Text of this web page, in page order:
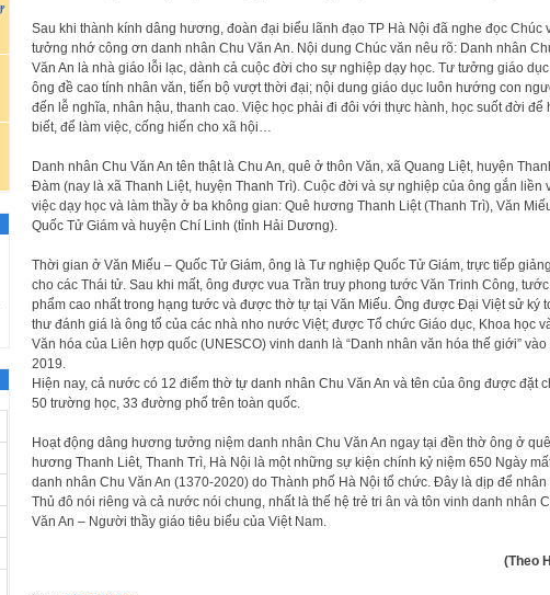
Sau khi thành kính dâng hương, đoàn đại biểu lãnh đạo TP Hà Nội đã nghe đọc Chúc
tưởng nhớ công ơn danh nhân Chu Văn An. Nội dung Chúc văn nêu rõ: Danh nhân
Văn An là nhà giáo lỗi lạc, dành cả cuộc đời cho sự nghiệp dạy học. Tư tưởng giáo
ông đề cao tính nhân văn, tiến bộ vượt thời đại; nội dung giáo dục luôn hướng con
đến lễ nghĩa, nhân hậu, thanh cao. Việc học phải đi đôi với thực hành, học suốt đời để
biết, để làm việc, cống hiến cho xã hội…
Danh nhân Chu Văn An tên thật là Chu An, quê ở thôn Văn, xã Quang Liệt, huyện
Đàm (nay là xã Thanh Liệt, huyện Thanh Trì). Cuộc đời và sự nghiệp của ông gắn liền
việc dạy học và làm thầy ở ba không gian: Quê hương Thanh Liệt (Thanh Trì), Văn
Quốc Tử Giám và huyện Chí Linh (tỉnh Hải Dương).
Thời gian ở Văn Miếu – Quốc Tử Giám, ông là Tư nghiệp Quốc Tử Giám, trực tiếp
cho các Thái tử. Sau khi mất, ông được vua Trần truy phong tước Văn Trinh Công, tước
phẩm cao nhất trong hạng tước và được thờ tự tại Văn Miếu. Ông được Đại Việt sử ký
thư đánh giá là ông tổ của các nhà nho nước Việt; được Tổ chức Giáo dục, Khoa học
Văn hóa của Liên hợp quốc (UNESCO) vinh danh là “Danh nhân văn hóa thế giới” vào
2019.
Hiện nay, cả nước có 12 điểm thờ tự danh nhân Chu Văn An và tên của ông được đặt
50 trường học, 33 đường phố trên toàn quốc.
Hoạt động dâng hương tưởng niệm danh nhân Chu Văn An ngay tại đền thờ ông ở quê
hương Thanh Liêt, Thanh Trì, Hà Nội là một những sự kiện chính kỷ niệm 650 Ngày
danh nhân Chu Văn An (1370-2020) do Thành phố Hà Nội tổ chức. Đây là dịp để nhân
Thủ đô nói riêng và cả nước nói chung, nhất là thế hệ trẻ tri ân và tôn vinh danh nhân
Văn An – Người thầy giáo tiêu biểu của Việt Nam.
(Theo